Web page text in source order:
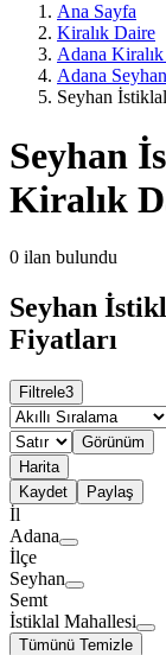
Ana Sayfa
Kiralık Daire
Adana
Adana
Seyhan
Seyhan
Kiralık
0 ilan bulundu
Seyhan
Fiyatları
Filtrele3
Görünüm
Harita
Kaydet
Paylaş
İl
Adana
İlçe
Seyhan
Semt
İstiklal Mahallesi
Tümünü Temizle